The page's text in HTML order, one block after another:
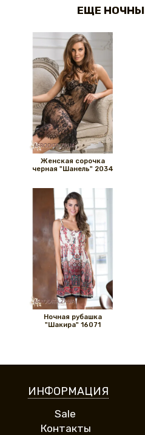
ЕЩЕ
Женская сорочка
черная "Шанель" 2034
Ночная рубашка
"Шакира" 16071
ИНФОРМАЦИЯ
Sale
Контакты